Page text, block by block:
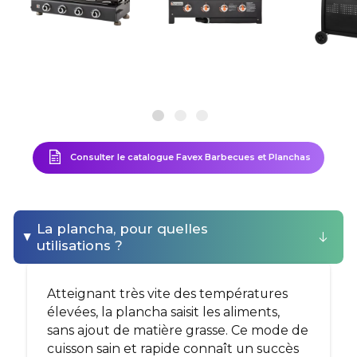
Consulter le catalogue Favex Barbecues et Planchas
La plancha, pour quelles
utilisations ?
Atteignant très vite des températures
élevées, la plancha saisit les aliments,
sans ajout de matière grasse. Ce mode de
cuisson sain et rapide connaît un succès